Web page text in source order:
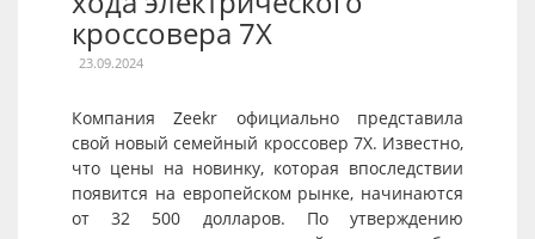
кроссовера 7X
23.09.2024
Компания Zeekr официально представила
свой новый семейный кроссовер 7X. Известно,
что цены на новинку, которая впоследствии
появится на европейском рынке, начинаются
от 32 500 долларов. По утверждению